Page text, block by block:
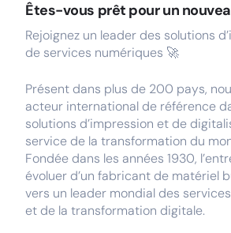
Êtes-vous prêt pour un
Rejoignez un leader des solutions
de services numériques 🚀
Présent dans plus de 200 pays,
acteur international de référence
solutions d’impression et de
service de la transformation du
Fondée dans les années 1930,
évoluer d’un fabricant de matériel
vers un leader mondial des
et de la transformation digitale.